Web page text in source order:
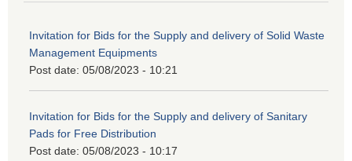
Invitation for Bids for the Supply and delivery of Solid Waste
Management Equipments
Post date: 05/08/2023 - 10:21
Invitation for Bids for the Supply and delivery of Sanitary
Pads for Free Distribution
Post date: 05/08/2023 - 10:17